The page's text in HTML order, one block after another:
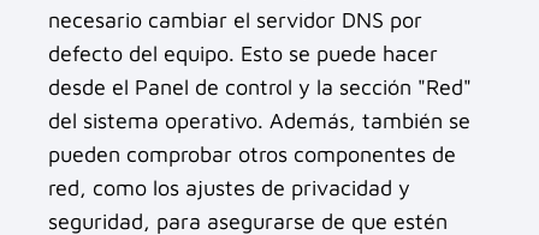
necesario cambiar el servidor DNS por
defecto del equipo. Esto se puede hacer
desde el Panel de control y la sección "Red"
del sistema operativo. Además, también se
pueden comprobar otros componentes de
red, como los ajustes de privacidad y
seguridad, para asegurarse de que estén